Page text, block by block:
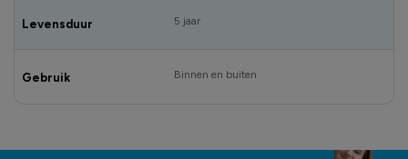
Levensduur 5 jaar
Gebruik Binnen en buiten